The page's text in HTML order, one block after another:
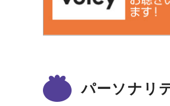
パーソナリ